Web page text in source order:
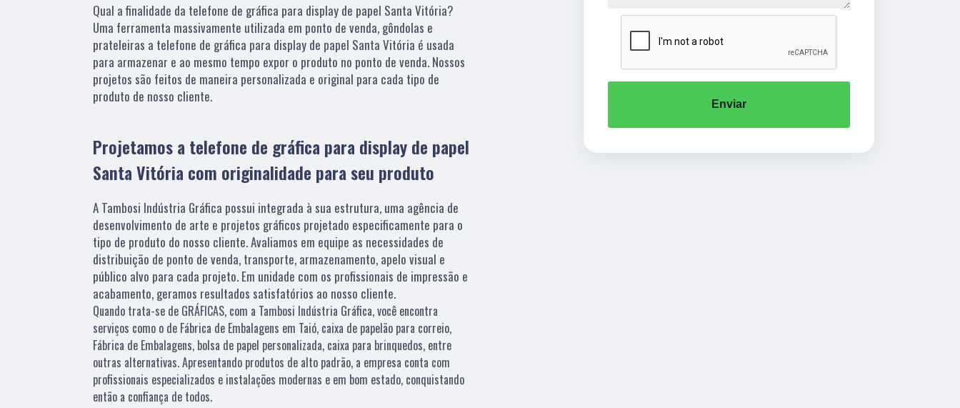
Qual a finalidade da telefone de gráfica para display de papel Santa Vitória?
Uma ferramenta massivamente utilizada em ponto de venda, gôndolas e
prateleiras a telefone de gráfica para display de papel Santa Vitória é usada
para armazenar e ao mesmo tempo expor o produto no ponto de venda. Nossos
projetos são feitos de maneira personalizada e original para cada tipo de
produto de nosso cliente.
Projetamos a telefone de gráfica para display de papel
Santa Vitória com originalidade para seu produto
A Tambosi Indústria Gráfica possui integrada à sua estrutura, uma agência de
desenvolvimento de arte e projetos gráficos projetado especificamente para o
tipo de produto do nosso cliente. Avaliamos em equipe as necessidades de
distribuição de ponto de venda, transporte, armazenamento, apelo visual e
público alvo para cada projeto. Em unidade com os profissionais de impressão e
acabamento, geramos resultados satisfatórios ao nosso cliente.
Quando trata-se de GRÁFICAS, com a Tambosi Indústria Gráfica, você encontra
serviços como o de Fábrica de Embalagens em Taió, caixa de papelão para correio,
Fábrica de Embalagens, bolsa de papel personalizada, caixa para brinquedos, entre
outras alternativas. Apresentando produtos de alto padrão, a empresa conta com
profissionais especializados e instalações modernas e em bom estado, conquistando
então a confiança de todos.
Enviar